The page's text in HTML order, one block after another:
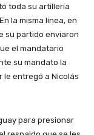
toda su artillería
la misma línea, en
su partido enviaron
el mandatario
su mandato la
le entregó a Nicolás
para presionar